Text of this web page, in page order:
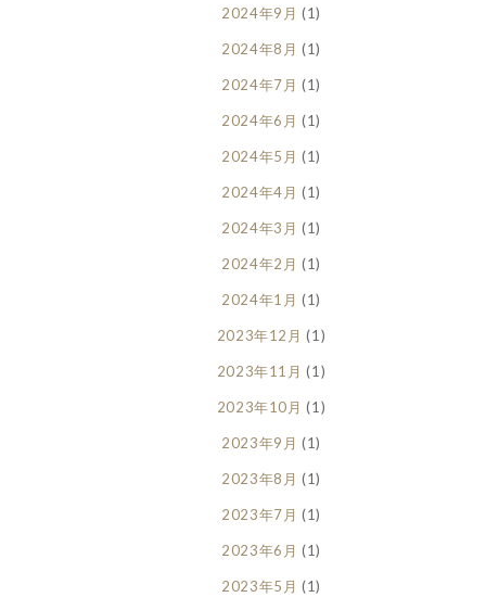
2024年9月 (1)
2024年8月 (1)
2024年7月 (1)
2024年6月 (1)
2024年5月 (1)
2024年4月 (1)
2024年3月 (1)
2024年2月 (1)
2024年1月 (1)
2023年12月 (1)
2023年11月 (1)
2023年10月 (1)
2023年9月 (1)
2023年8月 (1)
2023年7月 (1)
2023年6月 (1)
2023年5月 (1)